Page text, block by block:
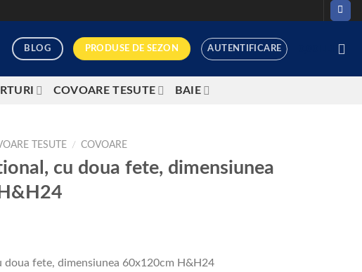
BLOG PRODUSE DE SEZON AUTENTIFICARE
COVOARE TESUTE BAIE
TESUTE / COVOARE
cu doua fete, dimensiunea
fete, dimensiunea 60x120cm H&H24